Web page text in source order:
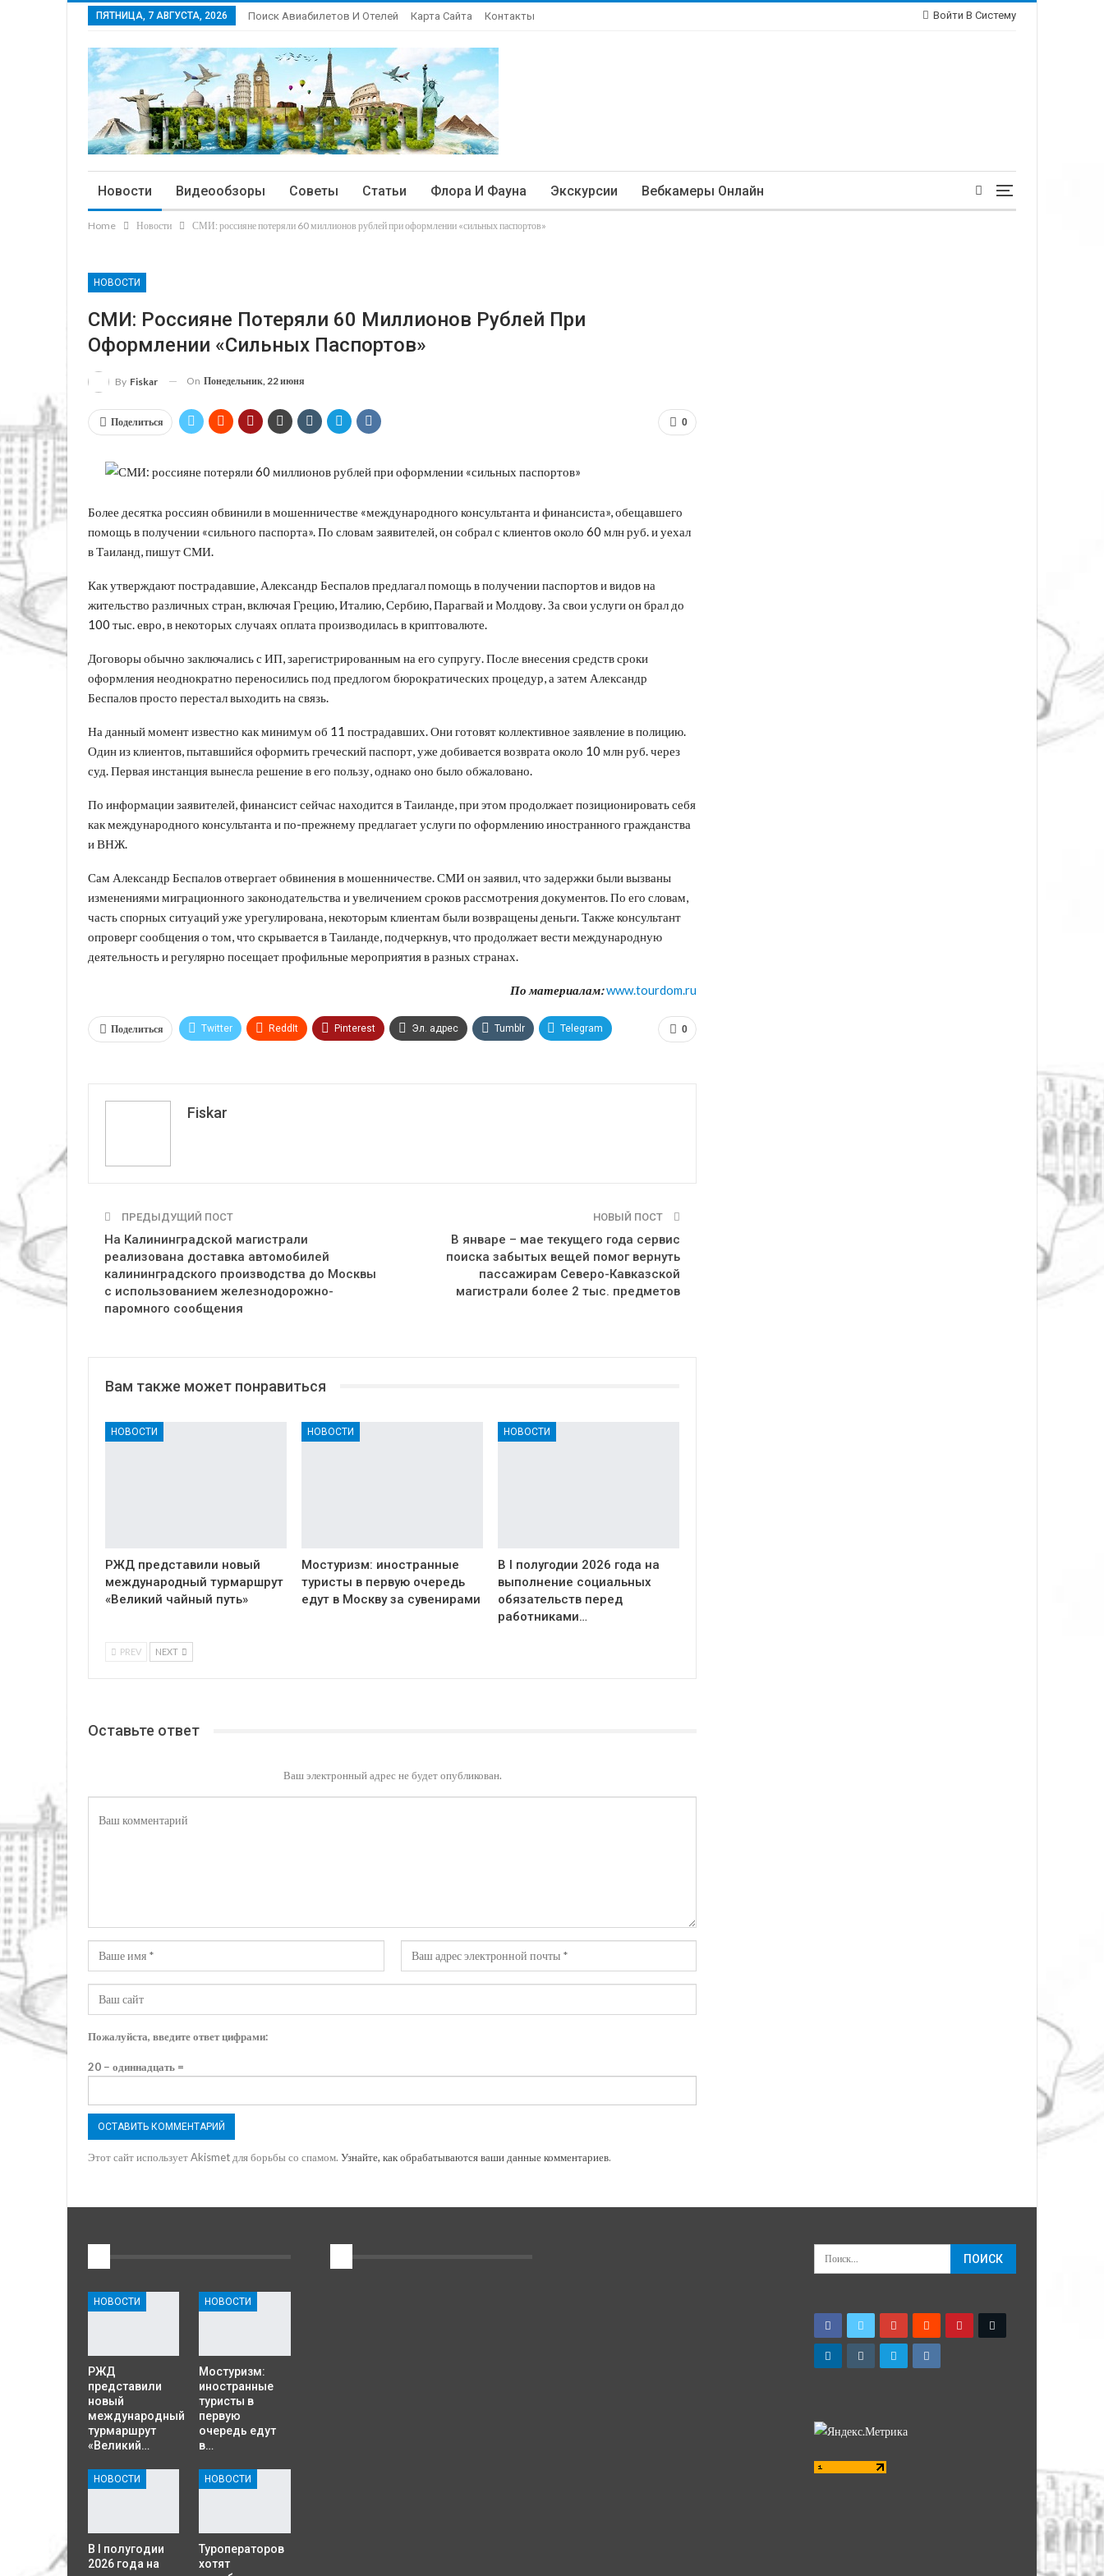
Войти В Систему
ПЯТНИЦА, 7 АВГУСТА, 2026 Поиск Авиабилетов И Отелей Карта Сайта Контакты
Новости Видеообзоры Советы Статьи Флора И Фауна Экскурсии Вебкамеры Онлайн
Home Новости СМИ: россияне потеряли 60 миллионов рублей при оформлении «сильных паспортов»
НОВОСТИ
СМИ: Россияне Потеряли 60 Миллионов Рублей При
Оформлении «сильных Паспортов»
By Fiskar On Понедельник, 22 июня
0
Поделиться
Более десятка россиян обвинили в мошенничестве «международного консультанта и финансиста», обещавшего
помощь в получении «сильного паспорта». По словам заявителей, он собрал с клиентов около 60 млн руб. и уехал
в Таиланд, пишут СМИ.
Как утверждают пострадавшие, Александр Беспалов предлагал помощь в получении паспортов и видов на
жительство различных стран, включая Грецию, Италию, Сербию, Парагвай и Молдову. За свои услуги он брал до
100 тыс. евро, в некоторых случаях оплата производилась в криптовалюте.
Договоры обычно заключались с ИП, зарегистрированным на его супругу. После внесения средств сроки
оформления неоднократно переносились под предлогом бюрократических процедур, а затем Александр
Беспалов просто перестал выходить на связь.
На данный момент известно как минимум об 11 пострадавших. Они готовят коллективное заявление в полицию.
Один из клиентов, пытавшийся оформить греческий паспорт, уже добивается возврата около 10 млн руб. через
суд. Первая инстанция вынесла решение в его пользу, однако оно было обжаловано.
По информации заявителей, финансист сейчас находится в Таиланде, при этом продолжает позиционировать себя
как международного консультанта и по-прежнему предлагает услуги по оформлению иностранного гражданства
и ВНЖ.
Сам Александр Беспалов отвергает обвинения в мошенничестве. СМИ он заявил, что задержки были вызваны
изменениями миграционного законодательства и увеличением сроков рассмотрения документов. По его словам,
часть спорных ситуаций уже урегулирована, некоторым клиентам были возвращены деньги. Также консультант
опроверг сообщения о том, что скрывается в Таиланде, подчеркнув, что продолжает вести международную
деятельность и регулярно посещает профильные мероприятия в разных странах.
По материалам:www.tourdom.ru
0
Поделиться Twitter ReddIt Pinterest Эл. адрес Tumblr Telegram
Fiskar
ПРЕДЫДУЩИЙ ПОСТ
На Калининградской магистрали
реализована доставка автомобилей
калининградского производства до Москвы
с использованием железнодорожно-
паромного сообщения
НОВЫЙ ПОСТ
В январе – мае текущего года сервис
поиска забытых вещей помог вернуть
пассажирам Северо-Кавказской
магистрали более 2 тыс. предметов
Вам также может понравиться
НОВОСТИ
РЖД представили новый
международный турмаршрут
«Великий чайный путь»
НОВОСТИ
Мостуризм: иностранные
туристы в первую очередь
едут в Москву за сувенирами
НОВОСТИ
В I полугодии 2026 года на
выполнение социальных
обязательств перед
работниками…
PREV NEXT
Оставьте ответ
Ваш электронный адрес не будет опубликован.
Пожалуйста, введите ответ цифрами:
20 − одиннадцать =
Этот сайт использует Akismet для борьбы со спамом. Узнайте, как обрабатываются ваши данные комментариев.
НОВОСТИ
РЖД
представили
новый
международный
турмаршрут
«Великий…
НОВОСТИ
Мостуризм:
иностранные
туристы в
первую
очередь едут
в…
НОВОСТИ
В I полугодии
2026 года на
НОВОСТИ
Туроператоров
хотят